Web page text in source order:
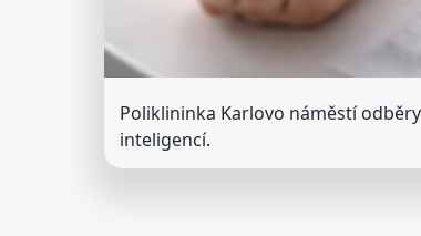
Poliklininka Karlovo náměstí
inteligencí.